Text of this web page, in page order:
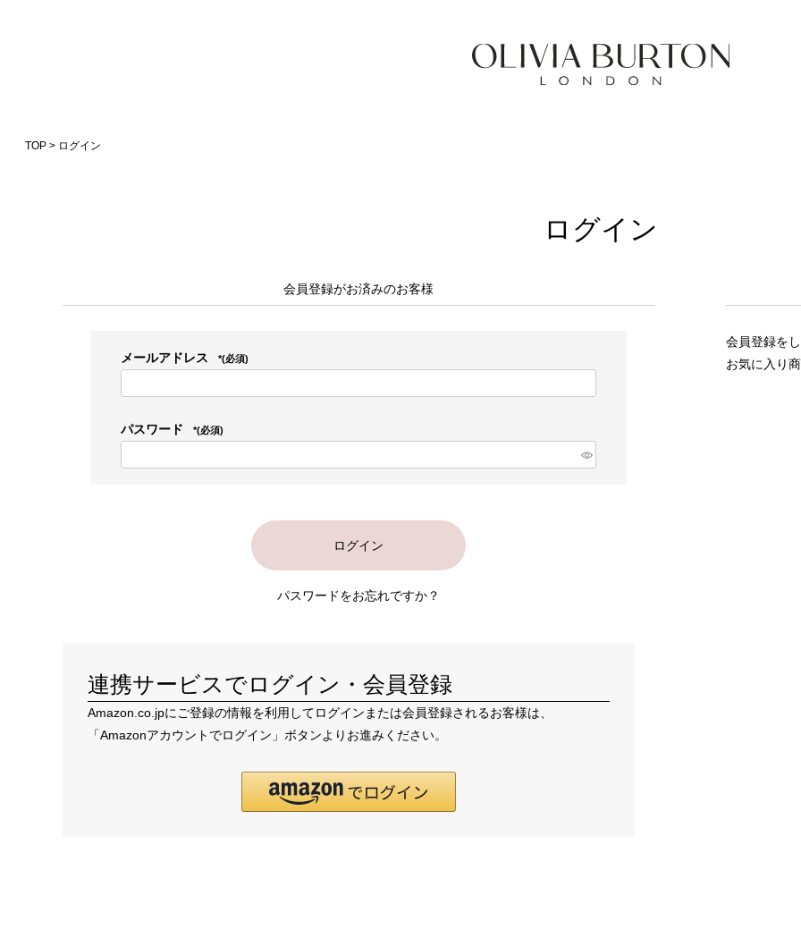
TOP ログイン
ログイン
会員登録がお済みのお客様
メールアドレス (必須)
パスワード (必須)
ログイン
パスワードをお忘れですか？
連携サービスでログイン・会員登録
Amazon.co.jpにご登録の情報を利用してログインまたは会員登録されるお客様は、
「Amazonアカウントでログイン」ボタンよりお進みください。
会員登録を
お気に入り